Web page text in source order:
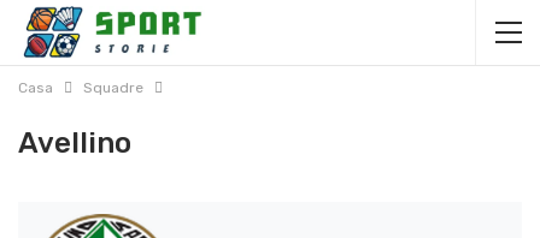
Casa Squadre
Avellino